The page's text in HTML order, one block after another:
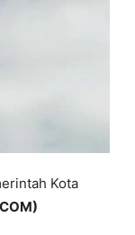
Kota